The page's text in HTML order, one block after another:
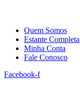
Quem Somos
Estante Completa
Minha Conta
Fale Conosco
Facebook-f